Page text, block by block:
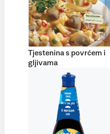
Tjestenina s povrćem i
gljivama